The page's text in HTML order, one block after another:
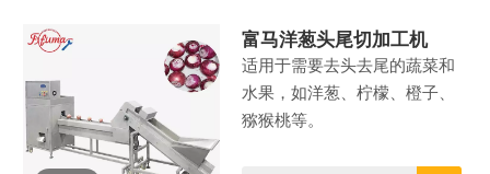
富马洋葱头尾切加工机
适用于需要去头去尾的蔬菜和
水果，如洋葱、柠檬、橙子、
猕猴桃等。